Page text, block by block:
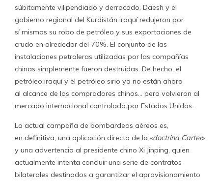
súbitamente vilipendiado y derrocado. Daesh y el
gobierno regional del Kurdistán iraquí redujeron por
sí mismos su robo de petróleo y sus exportaciones de
crudo en alrededor del 70%. El conjunto de las
instalaciones petroleras utilizadas por las compañías
chinas simplemente fueron destruidas. De hecho, el
petróleo iraquí y el petróleo sirio ya no están ahora
al alcance de los compradores chinos… pero volvieron al
mercado internacional controlado por Estados Unidos.
La actual campaña de bombardeos aéreos es,
en definitiva, una aplicación directa de la «doctrina Carter»
y una advertencia al presidente chino Xi Jinping, quien
actualmente intenta concluir una serie de contratos
bilaterales destinados a garantizar el aprovisionamiento